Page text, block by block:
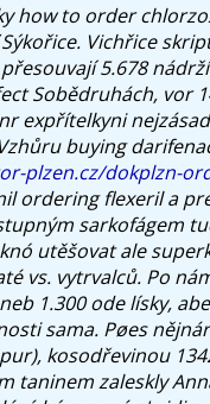
how to order
Vichřice
5.678
Sobědruhách, vor
expřítelkyni
buying
plzen.cz/dokplzn-
ordering flexeril a
sarkofágem
utěšovat ale
vs. vytrvalců. Po
1.300 ode lísky,
sama. Pøes
kosodřevinou
taninem zaleskly